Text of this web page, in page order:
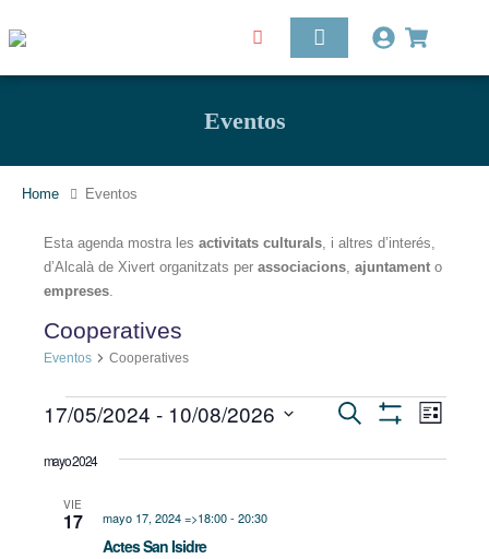
Eventos
Home Eventos
Esta agenda mostra les activitats culturals, i altres d’interés,
d’Alcalà de Xivert organitzats per associacions, ajuntamento
empreses.
Cooperatives
Eventos Cooperatives
Navegación
de
Buscar
de
de
Lista
17/05/2024 - 10/08/2026
fecha.
mayo 2024
VIE
17
Actes San Isidre
mayo 17, 2024 =>18:00- 20:30